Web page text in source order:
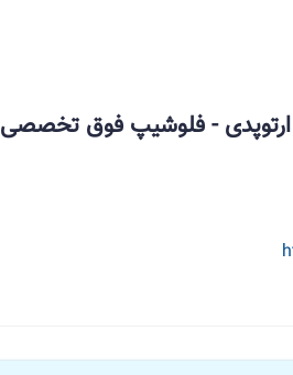
- فلوشیپ فوق تخصصی